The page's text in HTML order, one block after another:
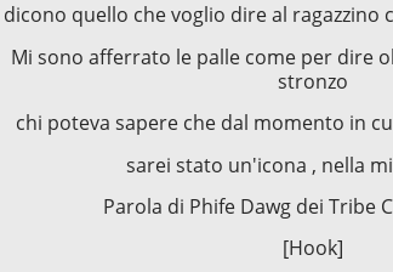
dicono quello che voglio dire al ragazzino
Mi sono afferrato le palle come per dire
stronzo
chi poteva sapere che dal momento in
sarei stato un'icona , nella
Parola di Phife Dawg dei Tribe
[Hook]